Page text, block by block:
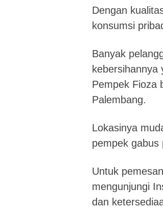
Dengan
konsumsi
Banyak
kebersihannya
Pempek Fioza
Palembang.
Lokasinya
pempek gabus
Untuk
mengunjungi
dan